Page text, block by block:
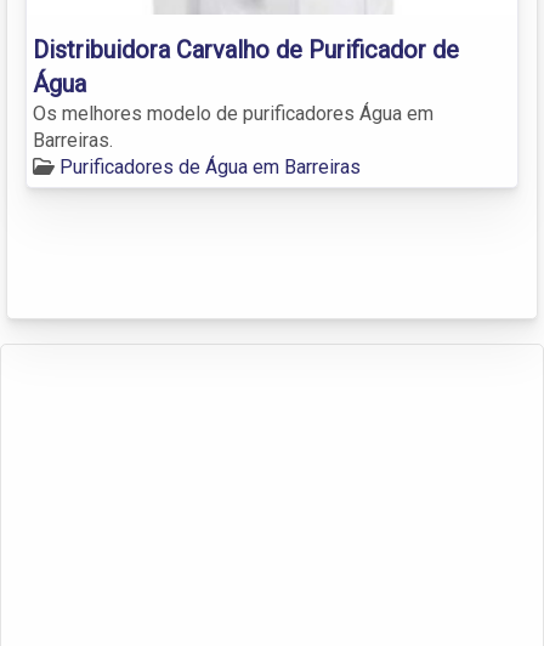
Distribuidora Carvalho de Purificador de
Água
Os melhores modelo de purificadores Água em
Barreiras.
Purificadores de Água em Barreiras